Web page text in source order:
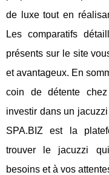
de luxe tout en
Les comparatifs
présents sur le site
et avantageux. En
coin de détente
investir dans un
SPA.BIZ est la
trouver le jacuzzi
besoins et à vos